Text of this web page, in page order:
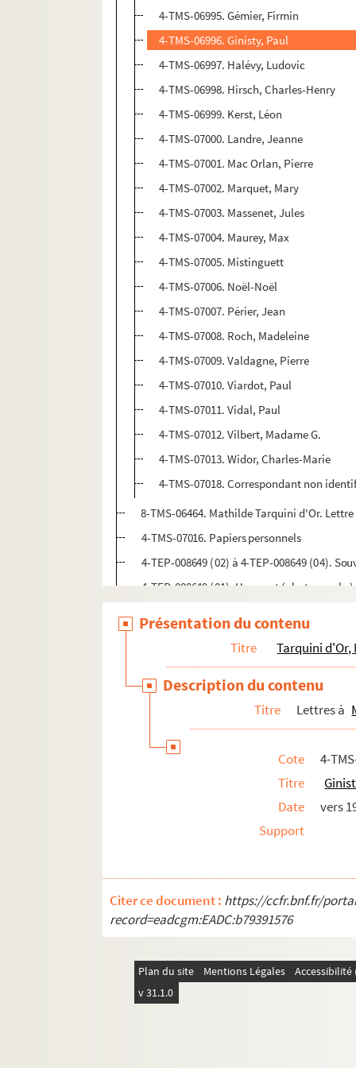
4-TMS-06995. Gémier, Firmin
4-TMS-06996. Ginisty, Paul
4-TMS-06997. Halévy, Ludovic
4-TMS-06998. Hirsch, Charles-Henry
4-TMS-06999. Kerst, Léon
4-TMS-07000. Landre, Jeanne
4-TMS-07001. Mac Orlan, Pierre
4-TMS-07002. Marquet, Mary
4-TMS-07003. Massenet, Jules
4-TMS-07004. Maurey, Max
4-TMS-07005. Mistinguett
4-TMS-07006. Noël-Noël
4-TMS-07007. Périer, Jean
4-TMS-07008. Roch, Madeleine
4-TMS-07009. Valdagne, Pierre
4-TMS-07010. Viardot, Paul
4-TMS-07011. Vidal, Paul
4-TMS-07012. Vilbert, Madame G.
4-TMS-07013. Widor, Charles-Marie
4-TMS-07018. Correspondant non
8-TMS-06464. Mathilde Tarquini d'Or.
4-TMS-07016. Papiers personnels
4-TEP-008649 (02) à 4-TEP-008649 (04).
4-TEP-008649 (01). Harcourt
Busnach, William (1832-1907)
Présentation du contenu
Titre Tarquini d'Or,
Description du contenu
Titre Lettres à
Cote
4-
Titre
Date
vers
Support
Citer ce document : https://ccfr.bnf.fr/
record=eadcgm:EADC:b79391576
Plan du site Mentions Légales
v 31.1.0